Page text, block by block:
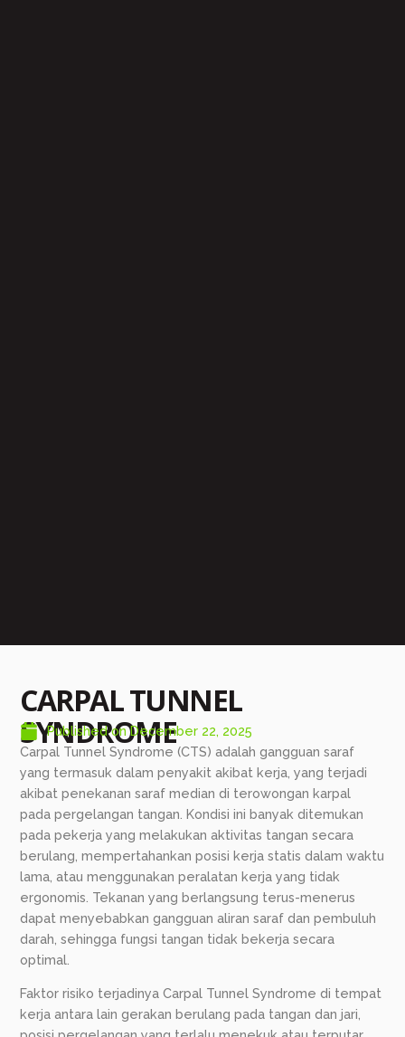
CARPAL TUNNEL
SYNDROME
Published onDecember 22, 2025
Carpal Tunnel Syndrome (CTS) adalah gangguan saraf
yang termasuk dalam penyakit akibat kerja, yang terjadi
akibat penekanan saraf median di terowongan karpal
pada pergelangan tangan. Kondisi ini banyak ditemukan
pada pekerja yang melakukan aktivitas tangan secara
berulang, mempertahankan posisi kerja statis dalam waktu
lama, atau menggunakan peralatan kerja yang tidak
ergonomis. Tekanan yang berlangsung terus-menerus
dapat menyebabkan gangguan aliran saraf dan pembuluh
darah, sehingga fungsi tangan tidak bekerja secara
optimal.
Faktor risiko terjadinya Carpal Tunnel Syndrome di tempat
kerja antara lain gerakan berulang pada tangan dan jari,